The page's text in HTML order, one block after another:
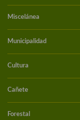
Miscelánea
Municipalidad
Cultura
Cañete
Forestal